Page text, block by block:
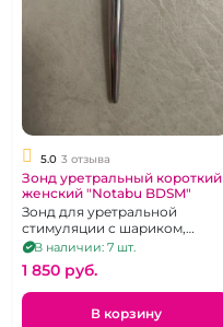
5.0 3 отзыва
Зонд уретральный короткий
женский "Notabu BDSM"
Зонд для уретральной
стимуляции с шариком,
металл
В наличии: 7 шт.
1 850 pуб.
В корзину